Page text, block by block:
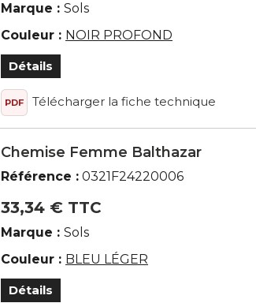
Marque : Sols
Couleur : NOIR PROFOND
Détails
PDF Télécharger la fiche technique
Chemise Femme Balthazar
Référence : 0321F24220006
33,34 € TTC
Marque : Sols
Couleur : BLEU LÉGER
Détails